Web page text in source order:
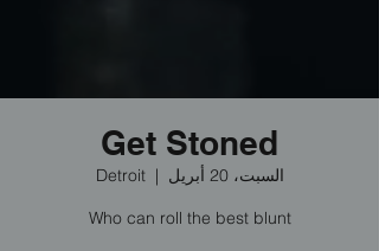
Get Stoned
السبت، 20 أبريل
  |
Detroit
Who can roll the best blunt